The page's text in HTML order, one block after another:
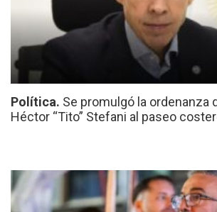
Política. Se promulgó la ordenanza
Héctor “Tito” Stefani al paseo